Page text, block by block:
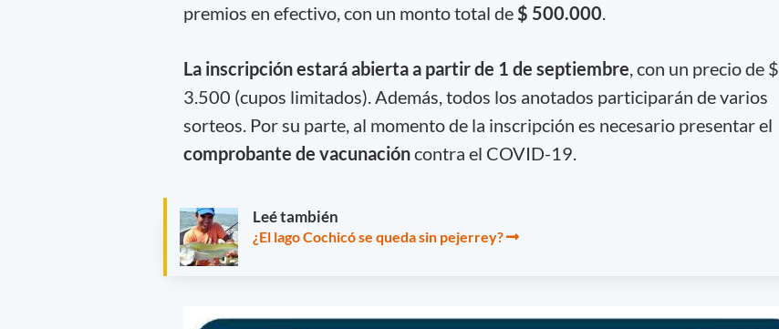
premios en efectivo, con un monto total de $ 500.000
La inscripción estará abierta a partir de 1 de septiembre, con un precio de $
3.500 (cupos limitados). Además, todos los anotados participarán de varios
sorteos. Por su parte, al momento de la inscripción es necesario presentar el
comprobante de vacunacióncontra el COVID-19.
Leé también
¿El lago Cochicó se queda sin pejerrey?